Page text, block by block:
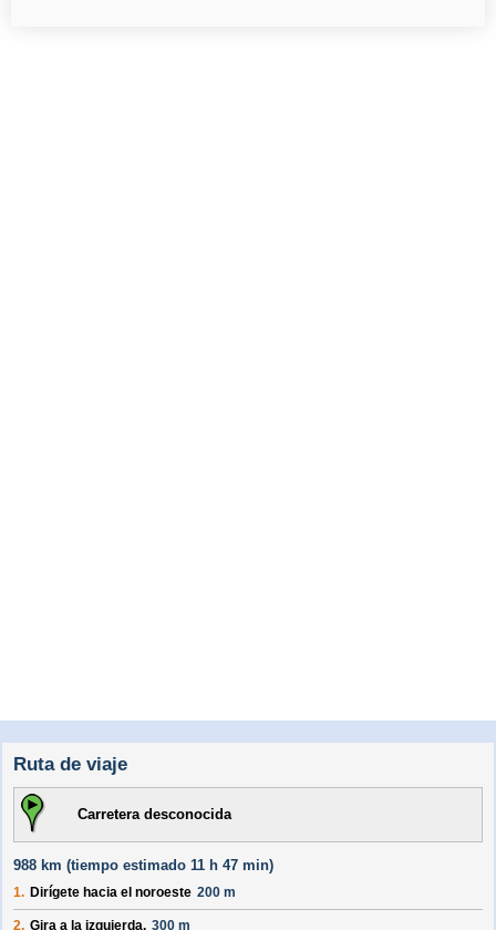
Ruta de viaje
Carretera desconocida
988 km (tiempo estimado 11 h 47 min)
1. Dirígete hacia el noroeste 200 m
2. Gira a la izquierda. 300 m